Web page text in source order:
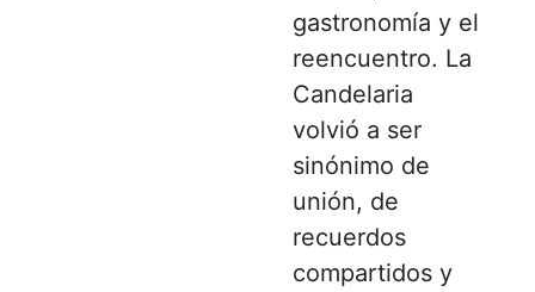
gastronomía y el
reencuentro. La
Candelaria
volvió a ser
sinónimo de
unión, de
recuerdos
compartidos y